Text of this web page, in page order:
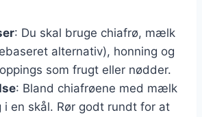
: Du skal bruge chiafrø, mælk
alternativ), honning og
som frugt eller nødder.
: Bland chiafrøene med mælk
i en skål. Rør godt rundt for at